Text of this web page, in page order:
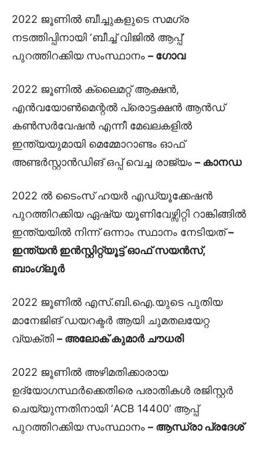
2022 ജൂണിൽ ബീച്ചുകളുടെ സമഗ്ര
നടത്തിപ്പിനായി ‘ബീച്ച് വിജിൽ ആപ്പ്’
പുറത്തിറക്കിയ സംസ്ഥാനം – ഗോവ
2022 ജൂണിൽ ക്ലൈമറ്റ് ആക്ഷൻ,
എൻവയോൺമെന്റൽ പ്രൊട്ടക്ഷൻ ആൻഡ്
കൺസർവേഷൻ എന്നീ മേഖലകളിൽ
ഇന്ത്യയുമായി മെമ്മോറാണ്ടം ഓഫ്
അണ്ടർസ്റ്റാൻഡിങ് ഒപ്പ് വെച്ച രാജ്യം – കാനഡ
2022 ൽ ടൈംസ് ഹയർ എഡ്യൂക്കേഷൻ
പുറത്തിറക്കിയ ഏഷ്യ യൂണിവേഴ്സിറ്റി റാങ്കിങ്ങിൽ
ഇന്ത്യയിൽ നിന്ന് ഒന്നാം സ്ഥാനം നേടിയത്–
ഇന്ത്യൻ ഇൻസ്റ്റിറ്റ്യൂട്ട് ഓഫ് സയൻസ്,
ബാംഗ്ലൂർ
2022 ജൂണിൽ എസ്.ബി.ഐ.യുടെ പുതിയ
മാനേജിങ് ഡയറക്ടർ ആയി ചുമതലയേറ്റ
വ്യക്തി – അലോക് കുമാർ ചൗധരി
2022 ജൂണിൽ അഴിമതിക്കാരായ
ഉദ്യോഗസ്ഥർക്കെതിരെ പരാതികൾ രജിസ്റ്റർ
ചെയ്യുന്നതിനായി ‘ACB 14400’ ആപ്പ്
പുറത്തിറക്കിയ സംസ്ഥാനം – ആന്ധ്രാ പ്രദേശ്